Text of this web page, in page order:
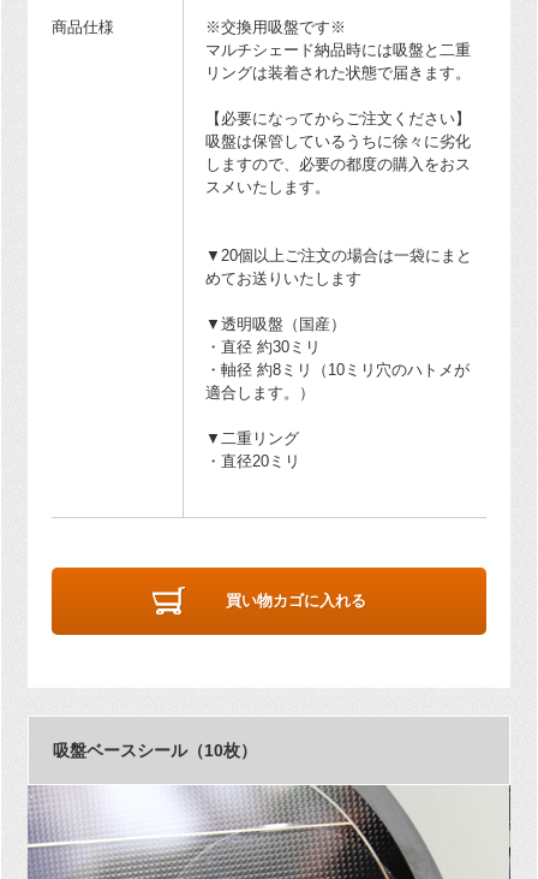
商品仕様
※交換用吸盤です※
マルチシェード納品時には吸盤と二重
リングは装着された状態で届きます。
【必要になってからご注文ください】
吸盤は保管しているうちに徐々に劣化
しますので、必要の都度の購入をおス
スメいたします。
▼20個以上ご注文の場合は一袋にまと
めてお送りいたします
▼透明吸盤（国産）
・直径 約30ミリ
・軸径 約8ミリ（10ミリ穴のハトメが
適合します。）
▼二重リング
・直径20ミリ
買い物カゴに入れる
吸盤ベースシール（10枚）